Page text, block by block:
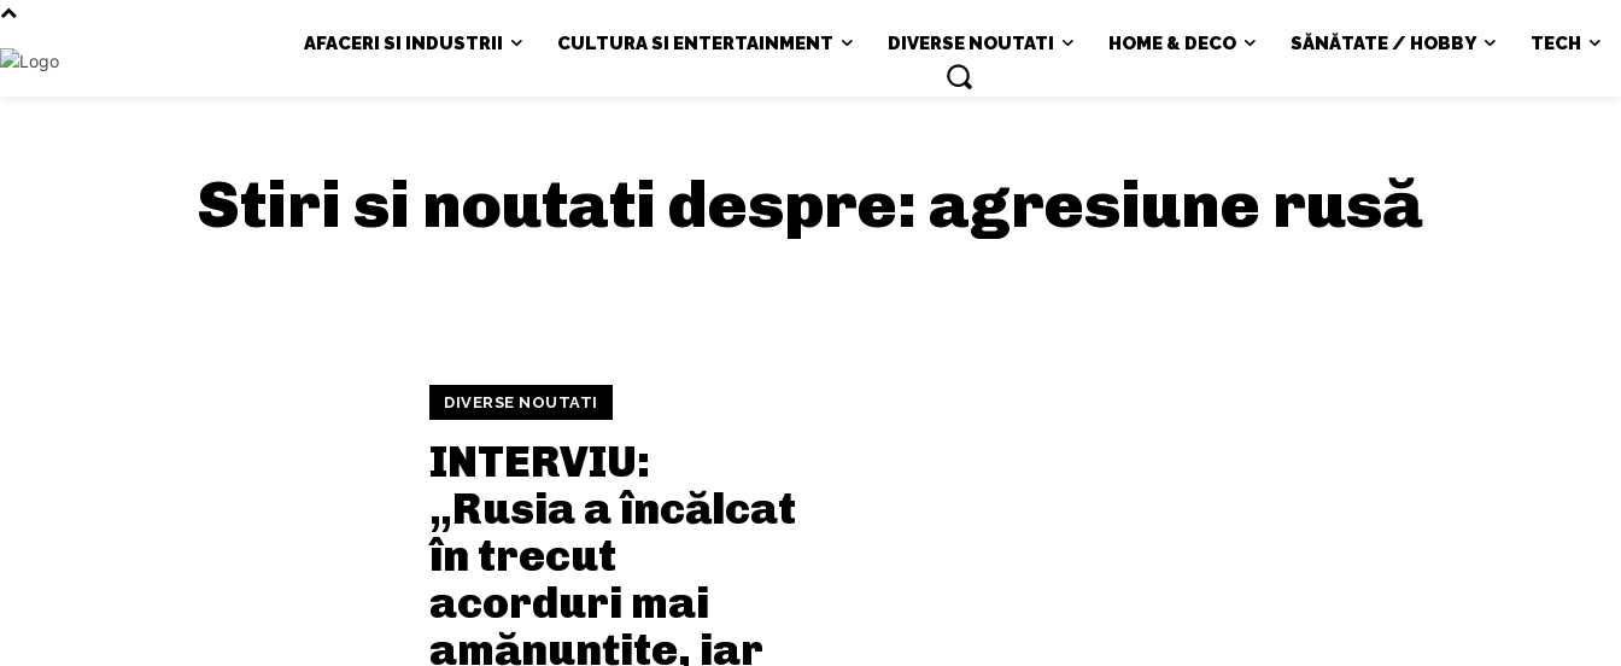
AFACERI SI INDUSTRII CULTURA SI ENTERTAINMENT DIVERSE NOUTATI HOME & DECO SĂNĂTATE / HOBBY TECH
Stiri si noutati despre: agresiune rusă
DIVERSE NOUTATI
INTERVIU:
„Rusia a încălcat
în trecut
acorduri mai
amănunțite, iar